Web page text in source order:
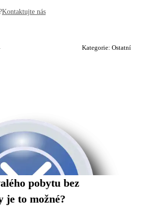
Kontaktujte nás
Kategorie: Ostatní
pobytu bez
je to možné?